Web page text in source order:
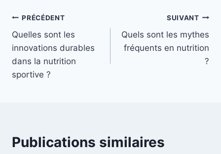
Navigation
de
l’article
PRÉCÉDENT
Quelles sont les
innovations durables
dans la nutrition
sportive ?
SUIVANT
Quels sont les mythes
fréquents en nutrition
?
Publications similaires